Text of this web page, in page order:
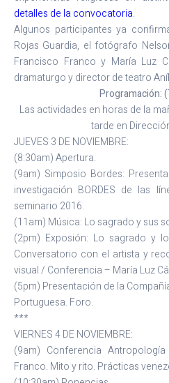
detalles de la convocatoria.
Algunos participantes ya
Rojas Guardia, el fotógrafo
Francisco Franco y María Luz
dramaturgo y director de teatro
Programación:
Las actividades en horas de la
tarde en
JUEVES 3 DE NOVIEMBRE:
(8:30am) Apertura.
(9am) Simposio Bordes:
investigación BORDES de las
seminario 2016.
(11am) Música: Lo sagrado y sus
(2pm) Exposión: Lo sagrado y
Conversatorio con el artista y
visual / Conferencia – María Luz
(5pm) Presentación de la
Portuguesa. Foro.
***
VIERNES 4 DE NOVIEMBRE:
(9am) Conferencia
Franco. Mito y rito. Prácticas